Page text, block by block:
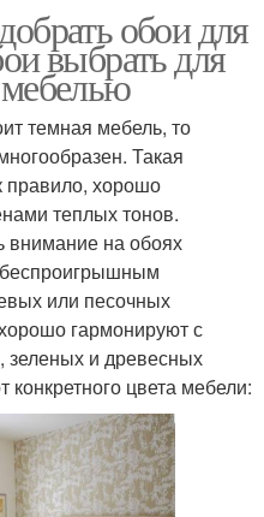
обои для
выбрать для
темная мебель, то
Такая
правило, хорошо
теплых тонов.
внимание на обоях
беспроигрышным
или песочных
гармонируют с
зеленых и древесных
конкретного цвета мебели: